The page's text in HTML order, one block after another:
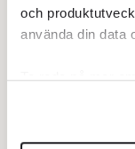
och
använda din data
Ta reda på mer
Du kan ändra
helst från cookie-